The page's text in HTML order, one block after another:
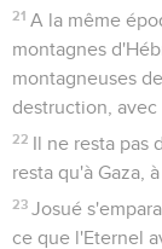
21 A la même
montagnes
montagneuses
destruction, avec
22 Il ne resta pas
resta qu'à Gaza,
23 Josué
ce que l'Eternel